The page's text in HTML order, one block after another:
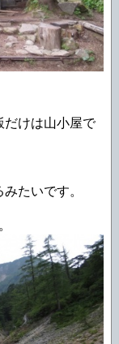
だけは山小屋で
たいです。